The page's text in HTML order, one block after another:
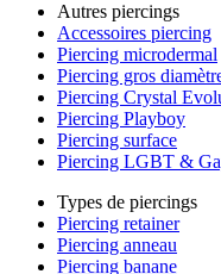
Autres piercings
Accessoires piercing
Piercing microdermal
Piercing gros
Piercing Crystal
Piercing Playboy
Piercing surface
Piercing LGBT &
Types de piercings
Piercing retainer
Piercing anneau
Piercing banane